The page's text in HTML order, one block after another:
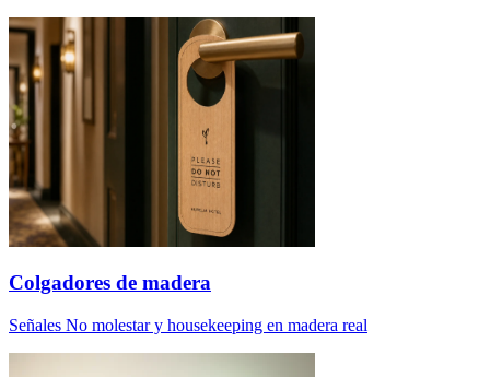
Colgadores de madera
Señales No molestar y housekeeping en madera real